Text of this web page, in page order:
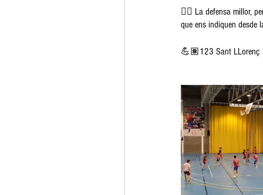
👉🏽 La defensa millor,
que ens indiquen desde
💪🏽123 Sant LLorenç